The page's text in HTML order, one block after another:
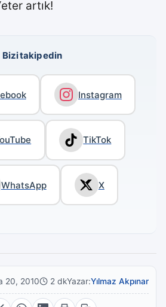
artık!
Bizi takip edin
Instagram
TikTok
WhatsApp X
20, 2010 2 dkYazar:Yılmaz Akpınar